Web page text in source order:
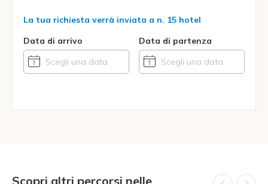
La tua richiesta verrà inviata a n. 15 hotel
Data di arrivo
Data di partenza
Scopri altri percorsi nelle